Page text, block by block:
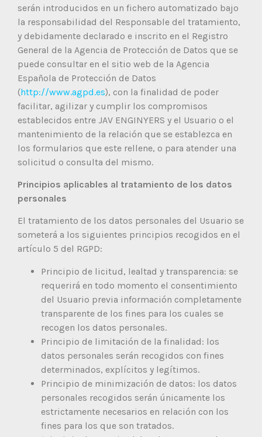
serán introducidos en un fichero automatizado bajo
la responsabilidad del Responsable del tratamiento,
y debidamente declarado e inscrito en el Registro
General de la Agencia de Protección de Datos que se
puede consultar en el sitio web de la Agencia
Española de Protección de Datos
(http://www.agpd.es), con la finalidad de poder
facilitar, agilizar y cumplir los compromisos
establecidos entre JAV ENGINYERS y el Usuario o el
mantenimiento de la relación que se establezca en
los formularios que este rellene, o para atender una
solicitud o consulta del mismo.
Principios aplicables al tratamiento de los datos
personales
El tratamiento de los datos personales del Usuario se
someterá a los siguientes principios recogidos en el
artículo 5 del RGPD:
Principio de licitud, lealtad y transparencia: se
requerirá en todo momento el consentimiento
del Usuario previa información completamente
transparente de los fines para los cuales se
recogen los datos personales.
Principio de limitación de la finalidad: los
datos personales serán recogidos con fines
determinados, explícitos y legítimos.
Principio de minimización de datos: los datos
personales recogidos serán únicamente los
estrictamente necesarios en relación con los
fines para los que son tratados.